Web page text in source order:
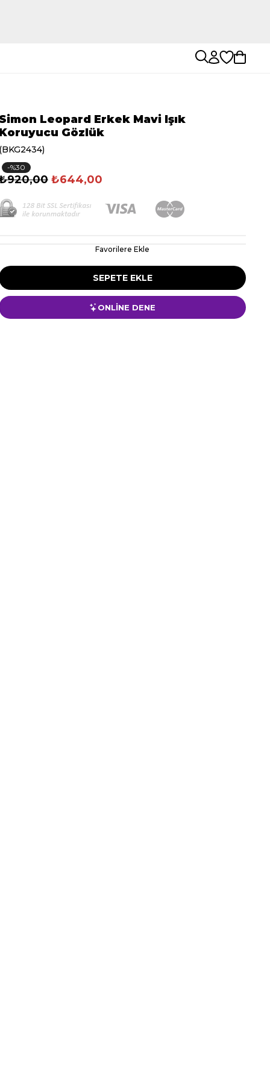
Simon Leopard Erkek Mavi Işık
Koruyucu Gözlük
(BKG2434)
30
₺644,00
Favorilere Ekle
ONLİNE DENE